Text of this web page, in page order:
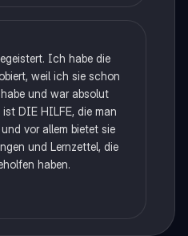
Ich habe die
weil ich sie schon
und war absolut
DIE HILFE, die man
vor allem bietet sie
und Lernzettel, die
haben.